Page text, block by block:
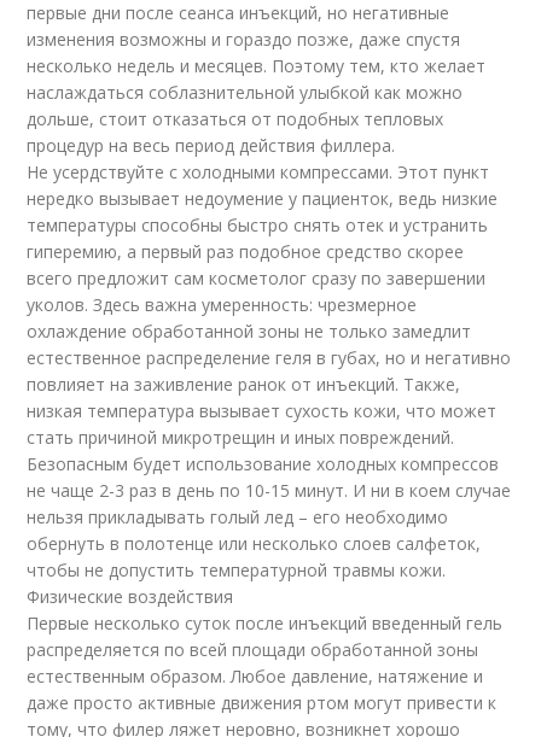
первые дни после сеанса инъекций, но негативные
изменения возможны и гораздо позже, даже спустя
несколько недель и месяцев. Поэтому тем, кто желает
наслаждаться соблазнительной улыбкой как можно
дольше, стоит отказаться от подобных тепловых
процедур на весь период действия филлера.
Не усердствуйте с холодными компрессами. Этот пункт
нередко вызывает недоумение у пациенток, ведь низкие
температуры способны быстро снять отек и устранить
гиперемию, а первый раз подобное средство скорее
всего предложит сам косметолог сразу по завершении
уколов. Здесь важна умеренность: чрезмерное
охлаждение обработанной зоны не только замедлит
естественное распределение геля в губах, но и негативно
повлияет на заживление ранок от инъекций. Также,
низкая температура вызывает сухость кожи, что может
стать причиной микротрещин и иных повреждений.
Безопасным будет использование холодных компрессов
не чаще 2-3 раз в день по 10-15 минут. И ни в коем случае
нельзя прикладывать голый лед – его необходимо
обернуть в полотенце или несколько слоев салфеток,
чтобы не допустить температурной травмы кожи.
Физические воздействия
Первые несколько суток после инъекций введенный гель
распределяется по всей площади обработанной зоны
естественным образом. Любое давление, натяжение и
даже просто активные движения ртом могут привести к
тому, что филер ляжет неровно, возникнет хорошо